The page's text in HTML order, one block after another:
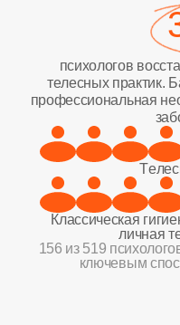
психологов
телесных практик.
профессиональная
Классическая
личная
156 из 519
ключевым